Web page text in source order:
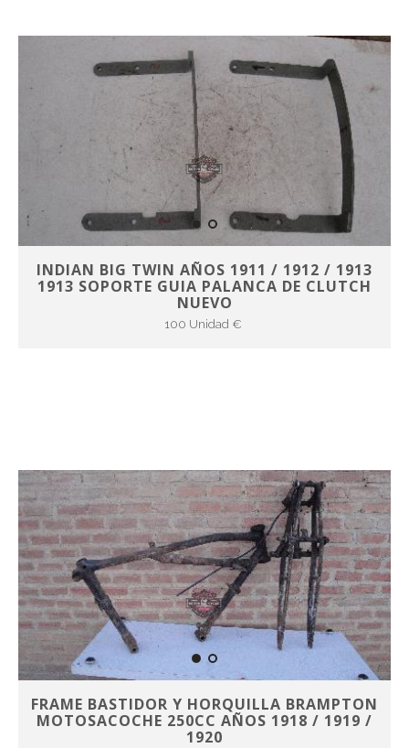
INDIAN BIG TWIN AÑOS 1911 / 1912 / 1913
1913 SOPORTE GUIA PALANCA DE CLUTCH
NUEVO
100 Unidad €
FRAME BASTIDOR Y HORQUILLA BRAMPTON
MOTOSACOCHE 250CC AÑOS 1918 / 1919 /
1920